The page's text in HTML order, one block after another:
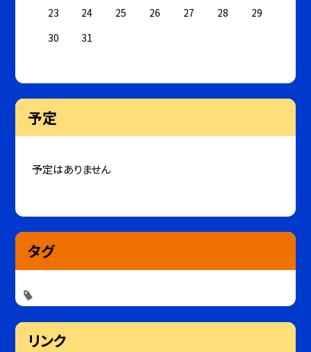
23
24 25 26 27 28
29
30
31
予定
予定はありません
タグ
リンク